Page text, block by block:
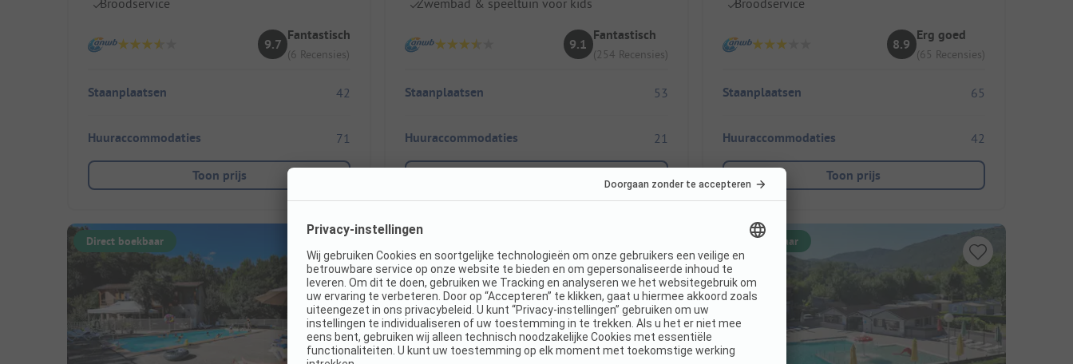
9.7
Fantastisch
(6 Recensies)
Staanplaatsen 42
Huuraccommodaties 71
Toon prijs
9.1
Fantastisch
(254 Recensies)
Staanplaatsen 53
Huuraccommodaties 21
8.9
Erg goed
(65 Recensies)
Staanplaatsen 65
Huuraccommodaties 42
Toon prijs
Direct boekbaar Direct boekbaar Direct boekbaar